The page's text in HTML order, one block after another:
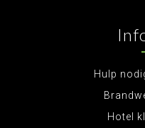
Hulp
Hotel